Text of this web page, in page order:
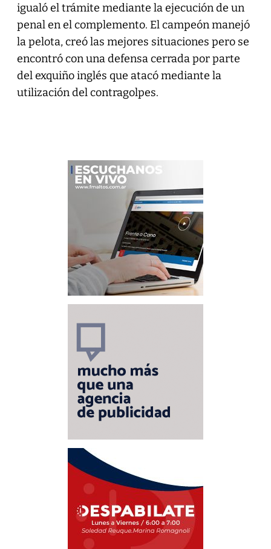
igualó el trámite mediante la ejecución de un
penal en el complemento. El campeón manejó
la pelota, creó las mejores situaciones pero se
encontró con una defensa cerrada por parte
del exquiño inglés que atacó mediante la
utilización del contragolpes.